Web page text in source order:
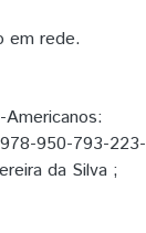
em rede.
950-793-223-
da Silva ;